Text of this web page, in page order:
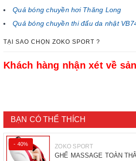
Quả bóng chuyền hơi Thăng Long
Quả bóng chuyền thi đấu da nhật
TẠI SAO CHỌN ZOKO SPORT ?
Khách hàng nhận xét về
BẠN CÓ THỂ THÍCH
- 40% ZOKO SPORT
GHẾ MASSAGE TOÀN